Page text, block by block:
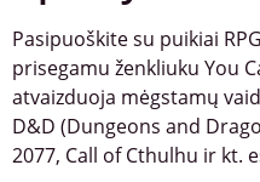
Pasipuoškite su puikiai
prisegamu ženkliuku You
atvaizduoja mėgstamų
D&D (Dungeons and
2077, Call of Cthulhu ir kt.